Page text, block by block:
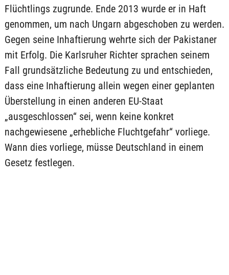
Flüchtlings zugrunde. Ende 2013 wurde er in Haft
genommen, um nach Ungarn abgeschoben zu werden.
Gegen seine Inhaftierung wehrte sich der Pakistaner
mit Erfolg. Die Karlsruher Richter sprachen seinem
Fall grundsätzliche Bedeutung zu und entschieden,
dass eine Inhaftierung allein wegen einer geplanten
Überstellung in einen anderen EU-Staat
„ausgeschlossen“ sei, wenn keine konkret
nachgewiesene „erhebliche Fluchtgefahr“ vorliege.
Wann dies vorliege, müsse Deutschland in einem
Gesetz festlegen.